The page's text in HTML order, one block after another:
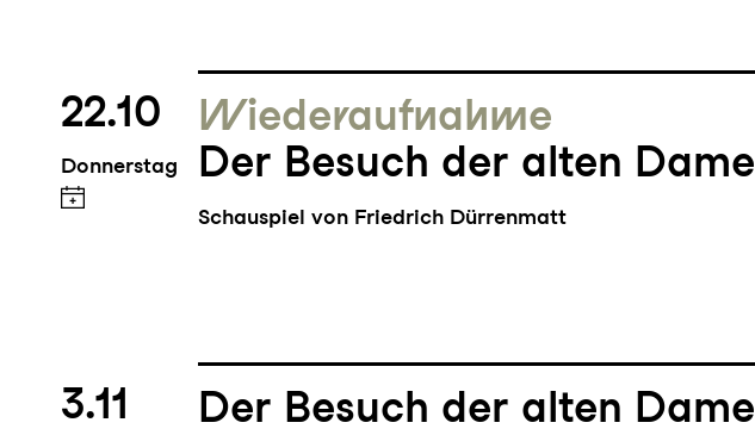
22.10
Donnerstag
Wieder­aufnahme
Der Besuch der alten Dame
Schauspiel von Friedrich Dürrenmatt
3.11 Der Besuch der alten Dame